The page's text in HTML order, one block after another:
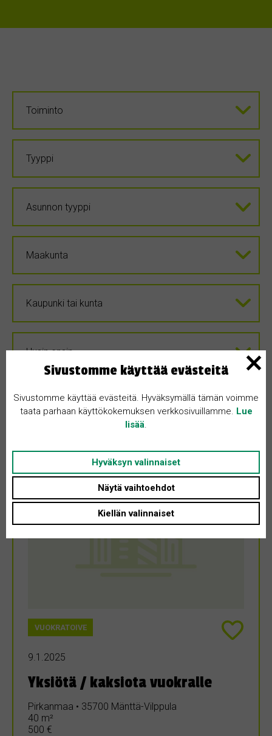
VUOKRATOIVE
9.1.2025
Yksiötä / kaksiota vuokralle
Pirkanmaa • 35700 Mänttä-Vilppula
40 m²
500 €
Sivustomme käyttää evästeitä
Sivustomme käyttää evästeitä. Hyväksymällä tämän voimme
taata parhaan käyttökokemuksen verkkosivuillamme. Lue
lisää.
Hyväksyn valinnaiset
Näytä vaihtoehdot
Kiellän valinnaiset